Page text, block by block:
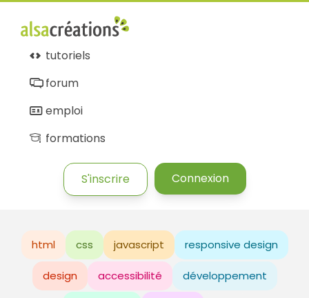
tutoriels
forum
emploi
formations
S'inscrire Connexion
html css javascript responsive design
design accessibilité développement